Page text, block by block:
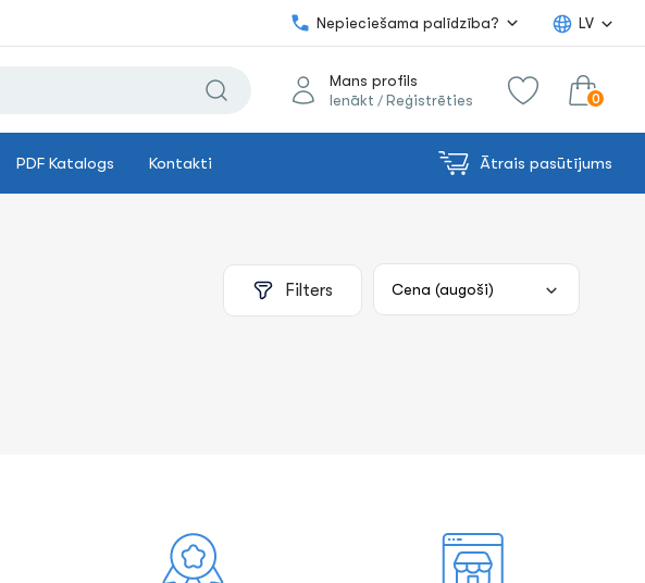
Nepieciešama palīdzība? LV
Mans profils
Ienākt / Reģistrēties 0
PDF Katalogs Kontakti Ātrais pasūtījums
Filters